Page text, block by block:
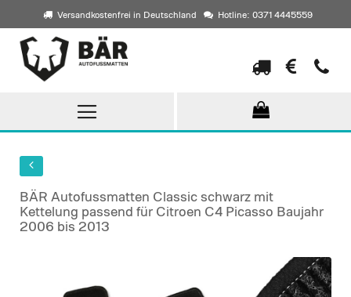
Versandkostenfrei in Deutschland Hotline: 0371 4445559
Direkt
zum
Inhalt
BÄR Autofussmatten Classic schwarz mit
Kettelung passend für Citroen C4 Picasso Baujahr
2006 bis 2013